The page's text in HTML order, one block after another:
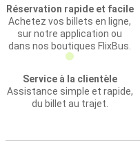
Réservation rapide et facile
Achetez vos billets en ligne,
sur notre application ou
dans nos boutiques FlixBus.
Service à la clientèle
Assistance simple et rapide,
du billet au trajet.